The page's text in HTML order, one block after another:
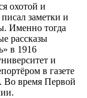
охотой и
заметки и
Именно тогда
рассказы
в 1916
и
в газете
Во время Первой